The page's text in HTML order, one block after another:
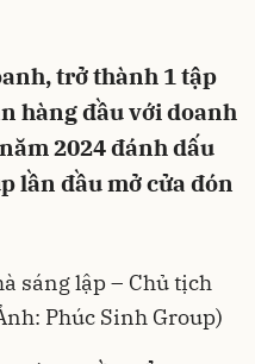
trở thành 1 tập
hàng đầu với doanh
2024 đánh dấu
lần đầu mở cửa đón
sáng lập – Chủ tịch
Phúc Sinh Group)
Hủy Gửi